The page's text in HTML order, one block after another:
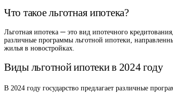
Что такое льготная ипотека?
Льготная ипотека ─ это вид ипотечного
различные программы льготной ипотеки,
жилья в новостройках.
Виды льготной ипотеки в 2024 году
В 2024 году государство предлагает различные